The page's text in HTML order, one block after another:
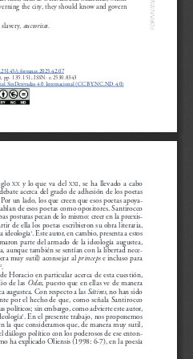
the city, they should know and govern
slavery, auctoritas .
R
T
V
N
A
T
A
pp. 135-151; ISSN: e-2530-8343
SinDerivadas 4.0 Internacional (CC BY-NC-ND 4.0)
j.fortunat.2025.42.07
XX y lo que va del XXI , se ha llevado a cabo
acerca del grado de adhesión de los poetas
un lado, los que creen que esos poetas apoya-
de esos poetas como opositores. Santirocco
pecan de lo mismo: creer en la preexis-
de ella los poetas escribieron su obra literaria,
1. Este autor, en cambio, presenta a estos
parte del armado de la ideología augustea,
también se sentían con la libertad nece-
muy sutil) aconsejar al princeps e incluso para
2.
Horacio en particular acerca de esta cuestión,
de las Odas , puesto que en ellas ve de manera
Con respecto a las
Sátiras , no han sido
por el hecho de que, como señala Santirocco
sin embargo, como advierte este autor,
3 . En el presente trabajo, nos proponemos
la que consideramos que, de manera muy sutil,
político con los poderosos de ese enton-
ha explicado Oliensis (1998: 6-7), en la poesía